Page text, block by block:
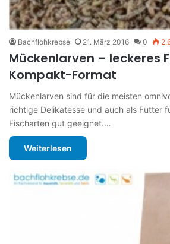
Bachflohkrebse 21. März 2016 0
Mückenlarven – leckeres
Kompakt-Format
Mückenlarven sind für die meisten
richtige Delikatesse und auch als Futter
Fischarten gut geeignet.…
Weiterlesen